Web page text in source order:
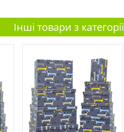
Інші товари з